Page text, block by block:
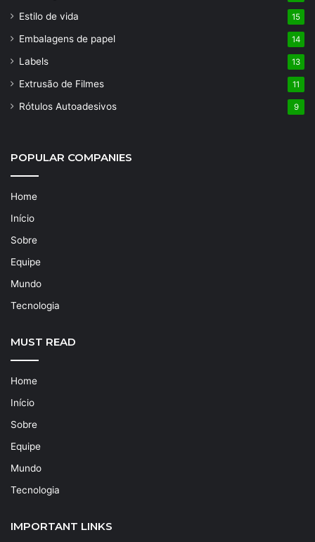
Estilo de vida 15
Embalagens de papel 14
Labels 13
Extrusão de Filmes 11
Rótulos Autoadesivos 9
POPULAR COMPANIES
Home
Início
Sobre
Equipe
Mundo
Tecnologia
MUST READ
Home
Início
Sobre
Equipe
Mundo
Tecnologia
IMPORTANT LINKS